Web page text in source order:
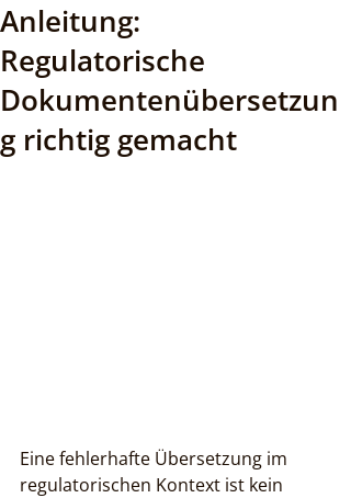
Anleitung:
Regulatorische
Dokumentenübersetzun
g richtig gemacht
Eine fehlerhafte Übersetzung im
regulatorischen Kontext ist kein